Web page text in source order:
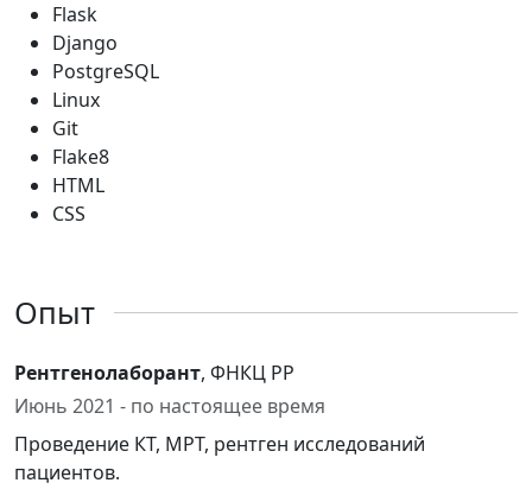
Flask
Django
PostgreSQL
Linux
Git
Flake8
HTML
CSS
Опыт
Рентгенолаборант, ФНКЦ РР
Июнь 2021 - по настоящее время
Проведение КТ, МРТ, рентген исследований
пациентов.